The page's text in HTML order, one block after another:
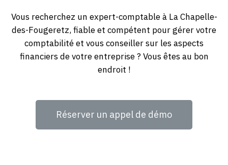
Vous recherchez un expert-comptable à La Chapelle-
des-Fougeretz, fiable et compétent pour gérer votre
comptabilité et vous conseiller sur les aspects
financiers de votre entreprise ? Vous êtes au bon
endroit !
Réserver un appel de démo